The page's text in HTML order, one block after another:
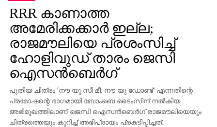
ട്രെയിലര്‍ സി.ഇ. 512-ലെ വാരണാസിയുടെ
ദൃശ്യങ്ങളോടെ തുടങ്ങുന്നു. തുടര്‍ന്ന് 2027ല്‍
ഭൂമിയിലേക്ക് വരുന്നു എന്നു കാണിക്കുന്ന ‘ശാംഭവി’ എന്ന
ഛിന്നഗ്രഹം, അന്റാര്‍ട്ടിക്കയിലെ റോസ് ഐസ്
ഷെല്‍ഫ്, ആഫ്രിക്കയിലെ അംബോസെലി വനം,
ബി.സി.ഇ 7200-ലെ ലങ്കാനഗരം, വാരണാസിയിലെ
മണികര്‍ണികാ ഘട്ട് തുടങ്ങിയ ഭീമാകാര
ദൃശ്യവിശേഷങ്ങള്‍ അതിശയത്തോടെ
അവതരിപ്പിക്കുന്നു.
RRR കാണാത്ത
അമേരിക്കക്കാര്‍ ഇല്ല;
രാജമൗലിയെ പ്രശംസിച്ച്
ഹോളിവുഡ് താരം ജെസി
ഐസന്‍ബെര്‍ഗ്
പുതിയ ചിത്രം ‘നൗ യു സീ മീ: നൗ യു ഡോണ്ട്’ എന്നതിന്റെ
പ്രമോഷന്റെ ഭാഗമായി ബോംബെ ടൈംസിന് നല്‍കിയ
അഭിമുഖത്തിലാണ് ജെസി ഐസന്‍ബെര്‍ഗ് രാജമൗലിയെയും
ചിത്രത്തെയും കുറിച്ച് അഭിപ്രായം പ്രകടിപ്പിച്ചത്.